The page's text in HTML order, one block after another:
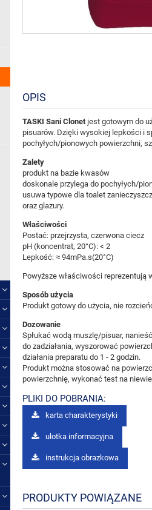
OPIS
TASKI Sani Clonet jest gotowym do
pisuarów. Dzięki wysokiej lepkości i
pochyłych/pionowych powierzchni,
Zalety
produkt na bazie kwasów
doskonale przylega do pochyłych/
usuwa typowe dla toalet
oraz glazury.
Właściwości
Postać: przejrzysta, czerwona ciecz
pH (koncentrat, 20°C): < 2
Lepkość: ≈ 94mPa.s(20°C)
Powyższe właściwości reprezentują
Sposób użycia
Produkt gotowy do użycia, nie
Dozowanie
Spłukać wodą muszlę/pisuar,
do zadziałania, wyszorować
działania preparatu do 1 - 2 godzin.
Produkt można stosować na
powierzchnię, wykonać test na
PLIKI DO POBRANIA:
karta charakterystyki
ulotka informacyjna
instrukcja obrazkowa
PRODUKTY POWIĄZANE